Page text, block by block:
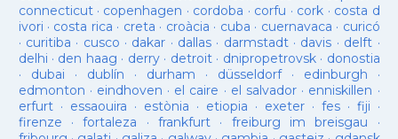
connecticut· copenhagen · cordoba · corfu · cork · costa d
ivori · costa rica · creta · croàcia · cuba · cuernavaca · curicó
· curitiba · cusco · dakar · dallas · darmstadt· davis · delft ·
delhi · den haag · derry· detroit· dnipropetrovsk· donostia
· dubai · dublín · durham · düsseldorf· edinburgh ·
edmonton · eindhoven · el caire · el salvador · enniskillen ·
erfurt· essaouira · estònia · etiopia · exeter· fes· fiji ·
firenze ·fortaleza · frankfurt· freiburg im breisgau ·